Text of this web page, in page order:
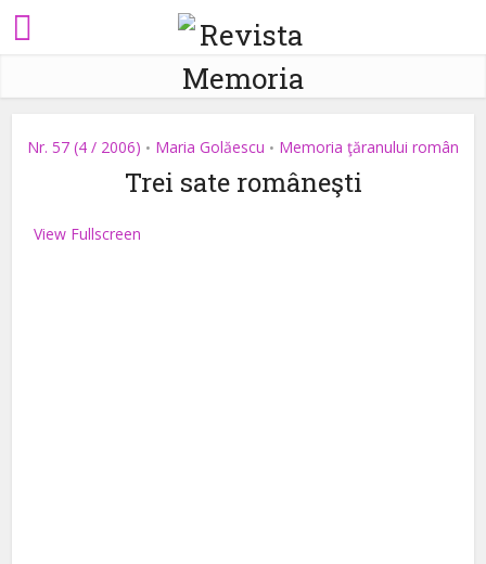
Nr. 57 (4 / 2006) • Maria Golăescu • Memoria ţăranului român
Trei sate româneşti
View Fullscreen